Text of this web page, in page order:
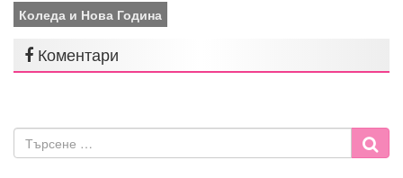
Коледа и Нова Година
Коментари